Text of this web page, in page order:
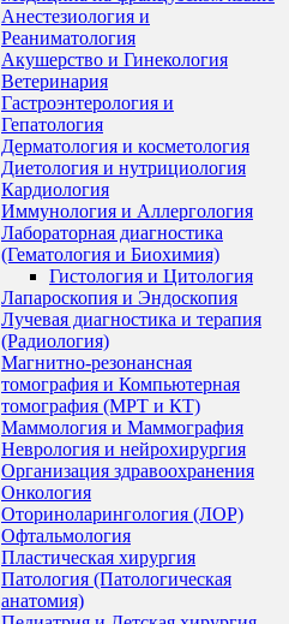
Анестезиология и
Реаниматология
Акушерство и Гинекология
Ветеринария
Гастроэнтерология и
Гепатология
Дерматология и косметология
Диетология и нутрициология
Кардиология
Иммунология и Аллергология
Лабораторная диагностика
(Гематология и Биохимия)
Гистология и Цитология
Лапароскопия и Эндоскопия
Лучевая диагностика и терапия
(Радиология)
Магнитно-резонансная
томография и Компьютерная
томография (МРТ и КТ)
Маммология и Маммография
Неврология и нейрохирургия
Организация здравоохранения
Онкология
Оториноларингология (ЛОР)
Офтальмология
Пластическая хирургия
Патология (Патологическая
анатомия)